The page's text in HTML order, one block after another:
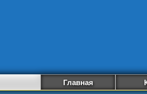
Главная